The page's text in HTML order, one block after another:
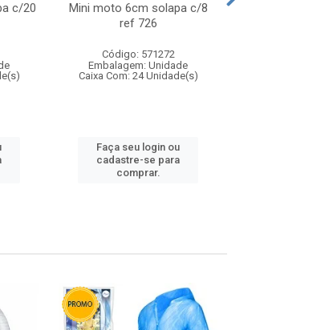
c/20
Mini moto 6cm solapa c/8
ref 726
Código: 571272
Embalagem: Unidade
Caixa Com: 24 Unidade(s)
Faça seu login ou
cadastre-se para
comprar.